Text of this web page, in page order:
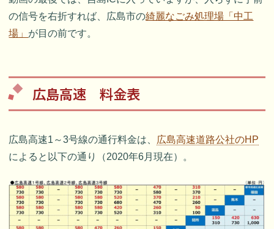
の信号を右折すれば、広島市の綺麗なごみ処理場「中工
場」 が目の前です。
広島高速 料金表
広島高速1～3号線の通行料金は、 広島高速道路公社のHP
によると以下の通り（2020年6月現在）。